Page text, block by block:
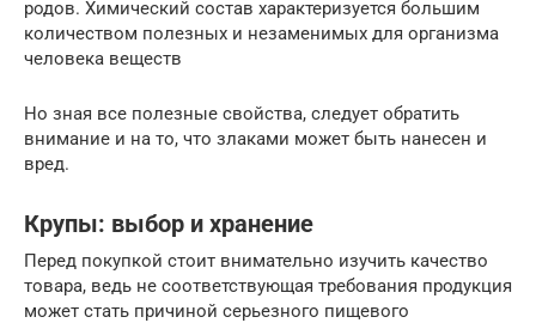
родов. Химический состав характеризуется большим
количеством полезных и незаменимых для организма
человека веществ
Но зная все полезные свойства, следует обратить
внимание и на то, что злаками может быть нанесен и
вред.
Крупы: выбор и хранение
Перед покупкой стоит внимательно изучить качество
товара, ведь не соответствующая требования продукция
может стать причиной серьезного пищевого